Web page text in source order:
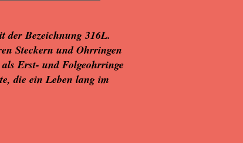
der Bezeichnung 316L.
Steckern und Ohrringen
Erst- und Folgeohrringe
die ein Leben lang im